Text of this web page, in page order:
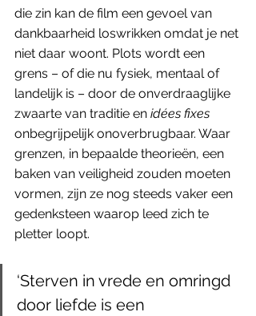
die zin kan de film een gevoel van
dankbaarheid loswrikken omdat je net
niet daar woont. Plots wordt een
grens – of die nu fysiek, mentaal of
landelijk is – door de onverdraaglijke
zwaarte van traditie en idées fixes
onbegrijpelijk onoverbrugbaar. Waar
grenzen, in bepaalde theorieën, een
baken van veiligheid zouden moeten
vormen, zijn ze nog steeds vaker een
gedenksteen waarop leed zich te
pletter loopt.
‘Sterven in vrede en omringd
door liefde is een